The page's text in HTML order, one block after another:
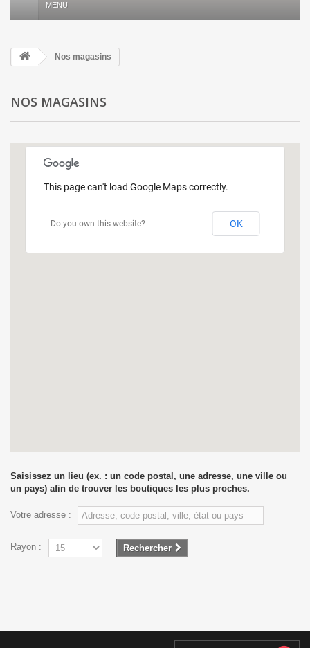
MENU
Nos magasins
NOS MAGASINS
This page can't load Google Maps correctly.
Do you own this website? OK
Saisissez un lieu (ex. : un code postal, une adresse, une ville ou
un pays) afin de trouver les boutiques les plus proches.
Votre adresse :
Rayon : Rechercher